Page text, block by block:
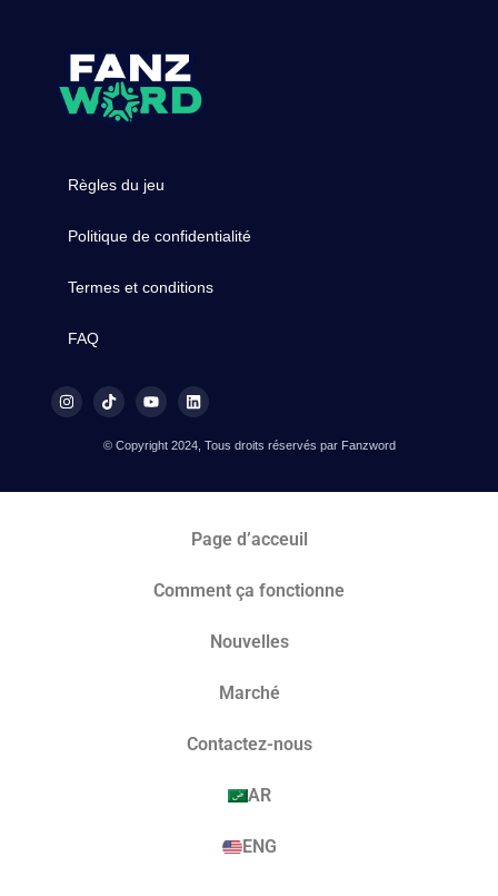
Règles du jeu
Politique de confidentialité
Termes et conditions
FAQ
© Copyright 2024, Tous droits réservés par Fanzword
Page d’acceuil
Comment ça fonctionne
Nouvelles
Marché​
Contactez-nous
AR
ENG